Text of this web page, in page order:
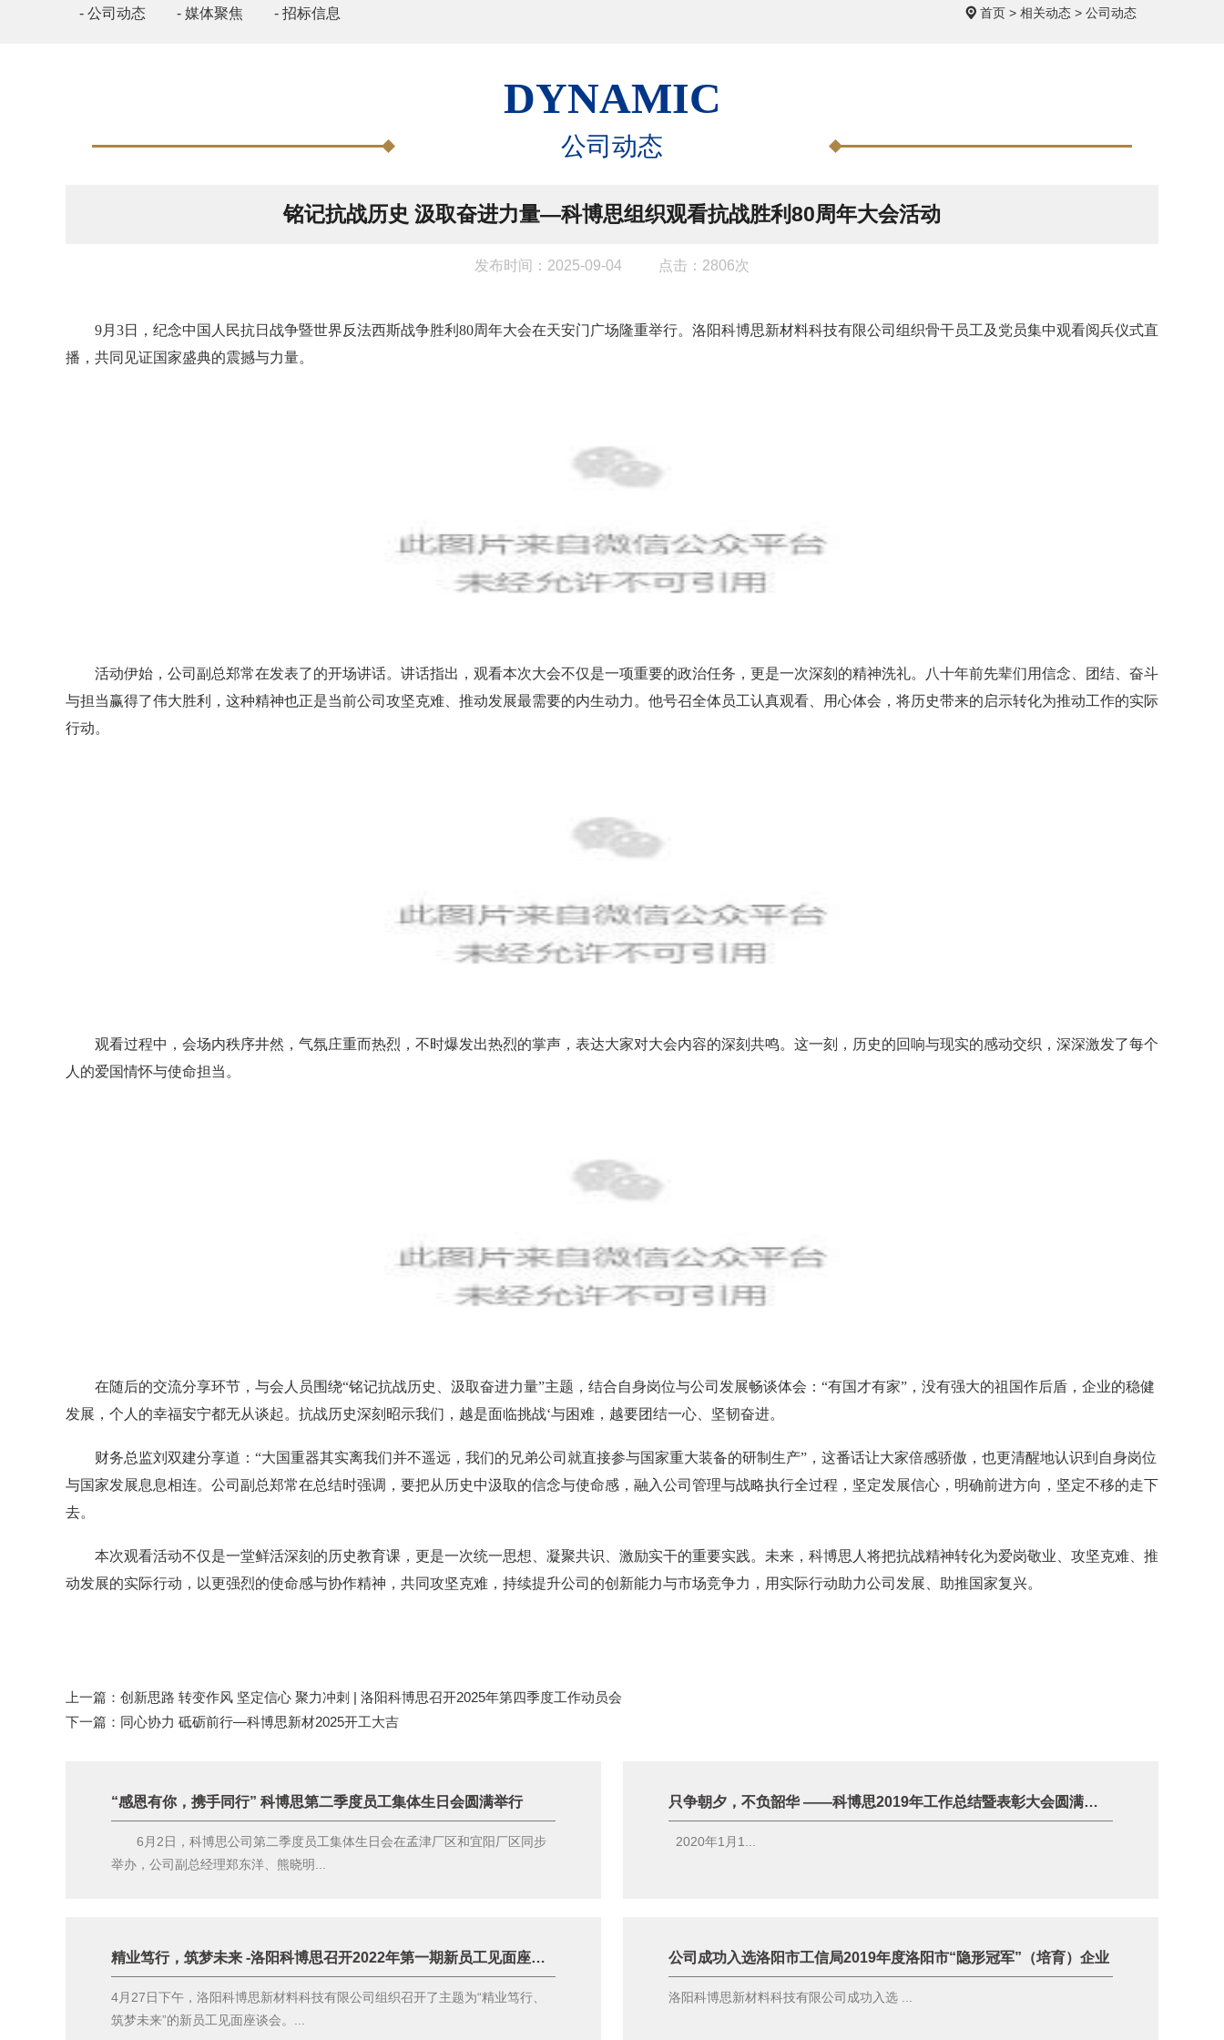
- 公司动态 - 媒体聚焦 - 招标信息 首页 > 相关动态 > 公司动态
DYNAMIC
公司动态
铭记抗战历史 汲取奋进力量—科博思组织观看抗战胜利80周年大会活动
发布时间：2025-09-04 点击：2806次
9月3日，纪念中国人民抗日战争暨世界反法西斯战争胜利80周年大会在天安门广场隆重举行。洛阳科博思新材料科技有限公司组织骨干员工及党员集中观看阅兵仪式直
播，共同见证国家盛典的震撼与力量。
活动伊始，公司副总郑常在发表了的开场讲话。讲话指出，观看本次大会不仅是一项重要的政治任务，更是一次深刻的精神洗礼。八十年前先辈们用信念、团结、奋斗
与担当赢得了伟大胜利，这种精神也正是当前公司攻坚克难、推动发展最需要的内生动力。他号召全体员工认真观看、用心体会，将历史带来的启示转化为推动工作的实际
行动。
观看过程中，会场内秩序井然，气氛庄重而热烈，不时爆发出热烈的掌声，表达大家对大会内容的深刻共鸣。这一刻，历史的回响与现实的感动交织，深深激发了每个
人的爱国情怀与使命担当。
在随后的交流分享环节，与会人员围绕“铭记抗战历史、汲取奋进力量”主题，结合自身岗位与公司发展畅谈体会：“有国才有家”，没有强大的祖国作后盾，企业的稳健
发展，个人的幸福安宁都无从谈起。抗战历史深刻昭示我们，越是面临挑战‘与困难，越要团结一心、坚韧奋进。
财务总监刘双建分享道：“大国重器其实离我们并不遥远，我们的兄弟公司就直接参与国家重大装备的研制生产”，这番话让大家倍感骄傲，也更清醒地认识到自身岗位
与国家发展息息相连。公司副总郑常在总结时强调，要把从历史中汲取的信念与使命感，融入公司管理与战略执行全过程，坚定发展信心，明确前进方向，坚定不移的走下
去。
本次观看活动不仅是一堂鲜活深刻的历史教育课，更是一次统一思想、凝聚共识、激励实干的重要实践。未来，科博思人将把抗战精神转化为爱岗敬业、攻坚克难、推
动发展的实际行动，以更强烈的使命感与协作精神，共同攻坚克难，持续提升公司的创新能力与市场竞争力，用实际行动助力公司发展、助推国家复兴。
上一篇： 创新思路 转变作风 坚定信心 聚力冲刺 | 洛阳科博思召开2025年第四季度工作动员会
下一篇： 同心协力 砥砺前行—科博思新材2025开工大吉
“感恩有你，携手同行” 科博思第二季度员工集体生日会圆满举行
6月2日，科博思公司第二季度员工集体生日会在孟津厂区和宜阳厂区同步
举办，公司副总经理郑东洋、熊晓明...
只争朝夕，不负韶华 ——科博思2019年工作总结暨表彰大会圆满召开
2020年1月1...
精业笃行，筑梦未来 -洛阳科博思召开2022年第一期新员工见面座谈会
4月27日下午，洛阳科博思新材料科技有限公司组织召开了主题为“精业笃行、
筑梦未来”的新员工见面座谈会。...
公司成功入选洛阳市工信局2019年度洛阳市“隐形冠军”（培育）企业
洛阳科博思新材料科技有限公司成功入选 ...